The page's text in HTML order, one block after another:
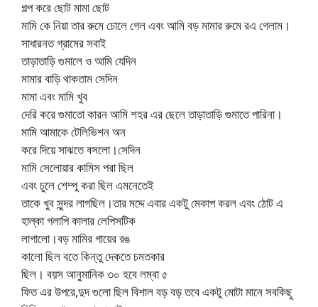
গল্প করে ছোট মামা ছোট
মামি কে নিয়া তার রুমে চোলে গেল এবং আমি বড় মামার রুমে রএ গেলাম।
সাধারনত গ্রামের সবাই
তাড়াতাড়ি গুমালে ও আমি যেদিন
মামার বাড়ি থাকতাম সেদিন
মামা এবং মামি খুব
দেরি করে গুমাতো কারন আমি শহর এর ছেলে তাড়াতাড়ি গুমাতে পারিনা।
মামি আমাকে টেলিভিশন অন
করে দিয়ে সাঝতে বসলো।সেদিন
মামি সেলোয়ার কামিস পরা ছিল
এবং চুলে শেম্পু করা ছিল এমনেতেই
তাকে খুব সুন্দর লাগছিল।তার মদ্দে এবার একটু মেকাপ করল এবং ঠোট এ
হাল্কা গলাপি কালার লেপিসটিক
লাগালো।বড় মামির গায়ের রঙ
কালো ছিল বতে কিন্তু দেকতে চমতকার
ছিল। বয়স আনুমানিক ৩০ হবে লম্বা ৫
ফিত এর উপরে,দুদ গুলো ছিল বিশাল বড় বড় তবে একটু মোটা মানে সবকিছু